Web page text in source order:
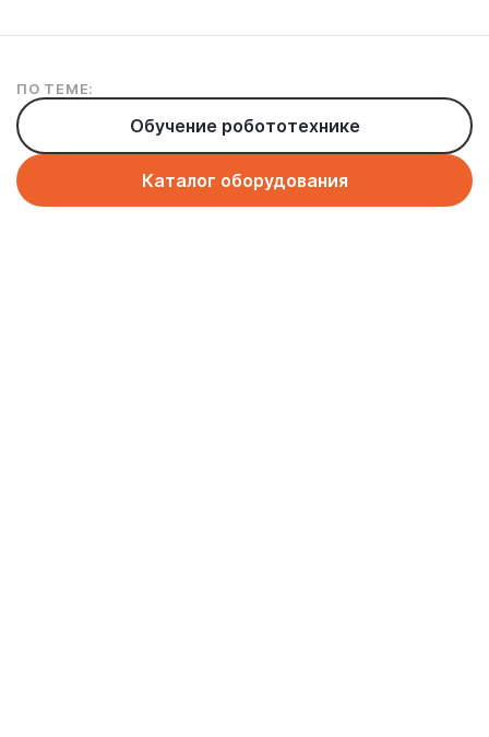
ПО ТЕМЕ:
Обучение робототехнике
Каталог оборудования